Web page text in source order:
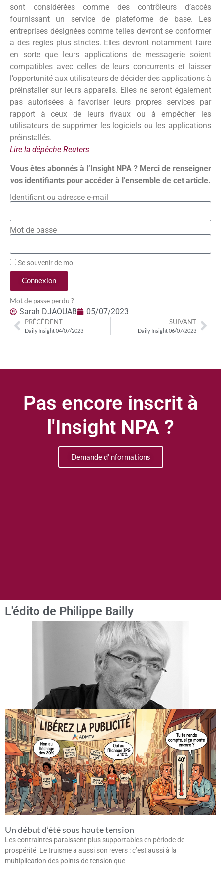
sont considérées comme des contrôleurs d’accès
fournissant un service de plateforme de base. Les
entreprises désignées comme telles devront se conformer
à des règles plus strictes. Elles devront notamment faire
en sorte que leurs applications de messagerie soient
compatibles avec celles de leurs concurrents et laisser
l’opportunité aux utilisateurs de décider des applications à
préinstaller sur leurs appareils. Elles ne seront également
pas autorisées à favoriser leurs propres services par
rapport à ceux de leurs rivaux ou à empêcher les
utilisateurs de supprimer les logiciels ou les applications
préinstallés.
Lire la dépêche Reuters
Vous êtes abonnés à l’Insight NPA ? Merci de renseigner
vos identifiants pour accéder à l’ensemble de cet article.
Identifiant ou adresse e-mail
Mot de passe
Se souvenir de moi
Connexion
Mot de passe perdu ?
Sarah DJAOUAB 05/07/2023
PRÉCÉDENT
Daily Insight 04/07/2023
SUIVANT
Daily Insight 06/07/2023
Pas encore inscrit à
l'Insight NPA ?
Demande d'informations
L'édito de Philippe Bailly
Un début d’été sous haute tension
Les contraintes paraissent plus supportables en période de
prospérité. Le truisme a aussi son revers : c’est aussi à la
multiplication des points de tension que